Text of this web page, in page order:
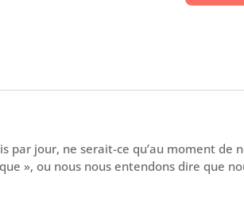
par jour, ne serait-ce qu’au moment de
», ou nous nous entendons dire que